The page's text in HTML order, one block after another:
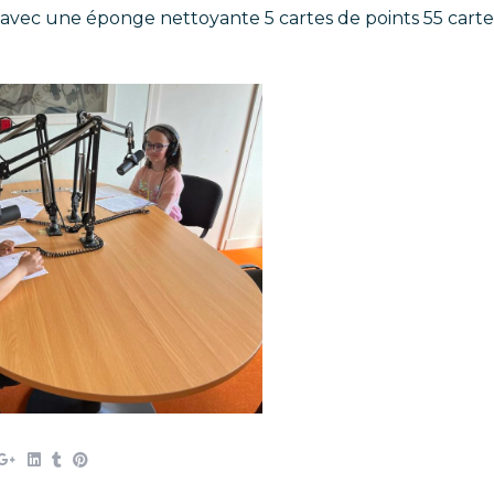
une éponge nettoyante 5 cartes de points 55